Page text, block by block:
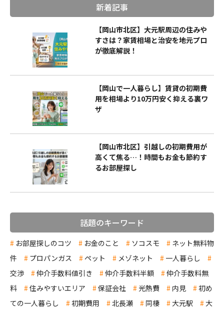
新着記事
【岡山市北区】大元駅周辺の住みや
すさは？家賃相場と治安を地元プロ
が徹底解説！
【岡山で一人暮らし】賃貸の初期費
用を相場より10万円安く抑える裏ワ
ザ
【岡山市北区】引越しの初期費用が
高くて焦る…！時間もお金も節約す
るお部屋探し
話題のキーワード
お部屋探しのコツ お金のこと ソコスモ
ネット無料物
件
プロパンガス ペット メゾネット
一人暮らし
交渉
仲介手数料値引き 仲介手数料半額
仲介手数料無
料
住みやすいエリア 保証会社 光熱費 内見
初め
ての一人暮らし
初期費用 北長瀬 同棲 大元駅
大